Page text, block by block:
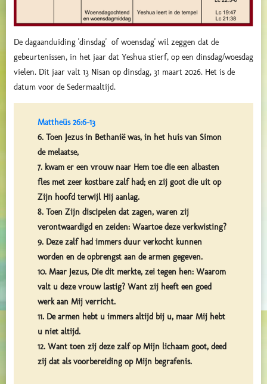
De dagaanduiding 'dinsdag' of woensdag' wil zeggen dat de
gebeurtenissen, in het jaar dat Yeshua stierf, op een dinsdag/woesdag
vielen. Dit jaar valt 13 Nisan op dinsdag, 31 maart 2026. Het is de
datum voor de Sedermaaltijd.
Mattheüs 26:6-13
6. Toen Jezus in Bethanië was, in het huis van Simon
de melaatse,
7. kwam er een vrouw naar Hem toe die een albasten
fles met zeer kostbare zalf had; en zij goot die uit op
Zijn hoofd terwijl Hij aanlag.
8. Toen Zijn discipelen dat zagen, waren zij
verontwaardigd en zeiden: Waartoe deze verkwisting?
9. Deze zalf had immers duur verkocht kunnen
worden en de opbrengst aan de armen gegeven.
10. Maar Jezus, Die dit merkte, zei tegen hen: Waarom
valt u deze vrouw lastig? Want zij heeft een goed
werk aan Mij verricht.
11. De armen hebt u immers altijd bij u, maar Mij hebt
u niet altijd.
12. Want toen zij deze zalf op Mijn lichaam goot, deed
zij dat als voorbereiding op Mijn begrafenis.